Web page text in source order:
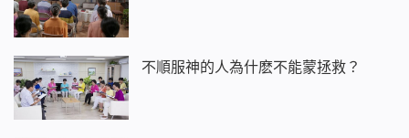
不順服神的人為什麽不能蒙拯救？